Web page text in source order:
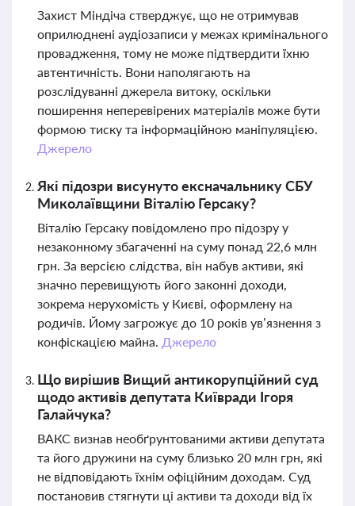
Захист Міндіча стверджує, що не отримував
оприлюднені аудіозаписи у межах кримінального
провадження, тому не може підтвердити їхню
автентичність. Вони наполягають на
розслідуванні джерела витоку, оскільки
поширення неперевірених матеріалів може бути
формою тиску та інформаційною маніпуляцією.
Джерело
Які підозри висунуто ексначальнику СБУ
Миколаївщини Віталію Герсаку?
Віталію Герсаку повідомлено про підозру у
незаконному збагаченні на суму понад 22,6 млн
грн. За версією слідства, він набув активи, які
значно перевищують його законні доходи,
зокрема нерухомість у Києві, оформлену на
родичів. Йому загрожує до 10 років ув’язнення з
конфіскацією майна. Джерело
Що вирішив Вищий антикорупційний суд
щодо активів депутата Київради Ігоря
Галайчука?
ВАКС визнав необґрунтованими активи депутата
та його дружини на суму близько 20 млн грн, які
не відповідають їхнім офіційним доходам. Суд
постановив стягнути ці активи та доходи від їх